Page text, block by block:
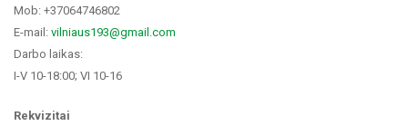
Mob: +37064746802
E-mail: vilniaus193@gmail.com
Darbo laikas:
I-V 10-18:00; VI 10-16
Rekvizitai